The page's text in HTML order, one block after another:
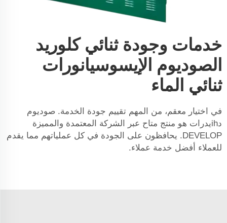
خدمات وجودة ثنائي كلوريد
الصوديوم الإيسوسيانورات
ثنائي الماء
في اختيار معقم، من المهم تقييم جودة الخدمة. صوديوم
دihيدرات هو منتج متاح عبر الشركة المعتمدة والمميزة
DEVELOP. يحافظون على الجودة في كل عملياتهم مما يقدم
للعملاء أفضل خدمة عملاء.